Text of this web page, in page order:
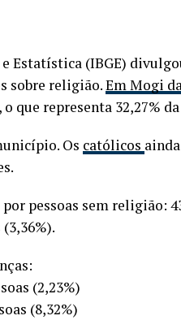
(IBGE)
sobre religião.Em Mogi
que representa 32,27%
Os católicos
pessoas sem religião:
(2,23%)
(8,32%)